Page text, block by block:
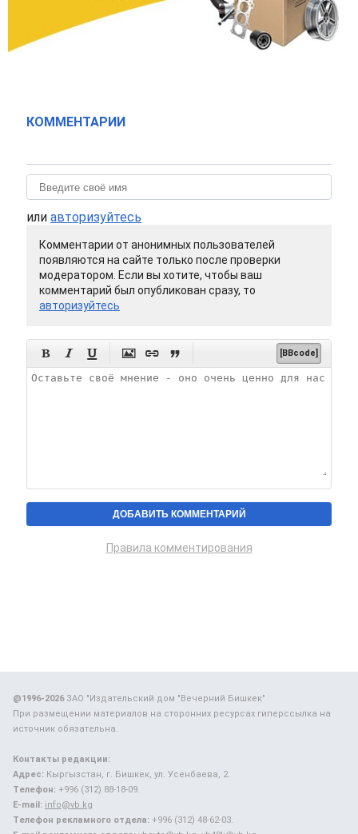
КОММЕНТАРИИ
или авторизуйтесь
Комментарии от анонимных пользователей
появляются на сайте только после проверки
модератором. Если вы хотите, чтобы ваш
комментарий был опубликован сразу, то
авторизуйтесь
      [BBcode]
Правила комментирования
@1996-2026ЗАО "Издательский дом "Вечерний Бишкек"
При размещении материалов на сторонних ресурсах гиперссылка на
источник обязательна.
Контакты редакции:
Адрес: Кыргызстан, г. Бишкек, ул. Усенбаева, 2.
Телефон: +996 (312) 88-18-09.
E-mail: info@vb.kg
Телефон рекламного отдела: +996 (312) 48-62-03.